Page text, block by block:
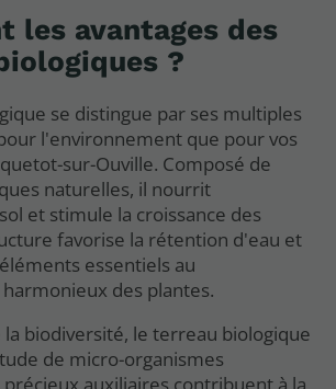
les avantages des
?
se distingue par ses multiples
l'environnement que pour vos
sur-Ouville. Composé de
naturelles, il nourrit
et stimule la croissance des
favorise la rétention d'eau et
essentiels au
des plantes.
la biodiversité, le terreau biologique
de micro-organismes
auxiliaires contribuent à la